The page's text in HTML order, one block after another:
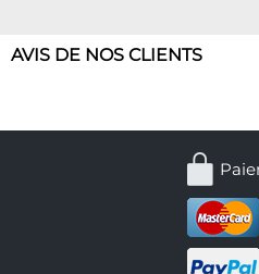
AVIS DE NOS CLIENTS